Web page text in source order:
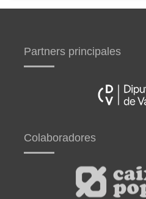
Partners principales
Colaboradores